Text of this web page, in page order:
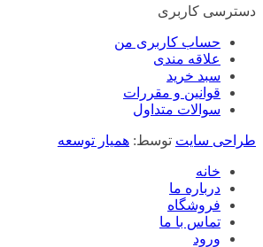
دسترسی کاربری
حساب کاربری من
علاقه مندی
سبد خرید
قوانین و مقررات
سوالات متداول
طراحی سایت توسط: همیار توسعه
خانه
درباره ما
فروشگاه
تماس با ما
ورود